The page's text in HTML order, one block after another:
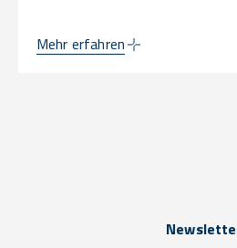
Mehr erfahren